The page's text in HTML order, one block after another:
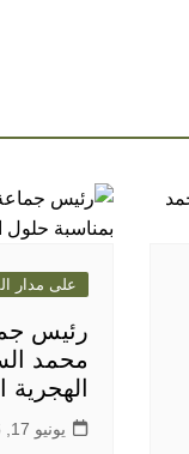
على مدار
رئيس
محمد
الهجرية
يونيو 17, 2026